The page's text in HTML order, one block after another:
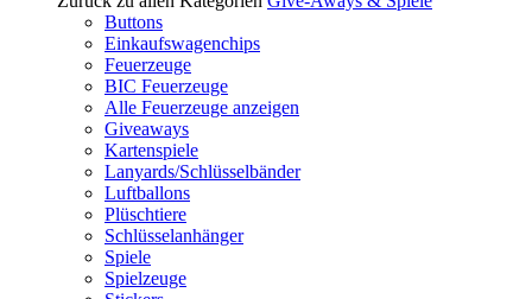
Buttons
Einkaufswagenchips
Feuerzeuge
BIC Feuerzeuge
Alle Feuerzeuge anzeigen
Giveaways
Kartenspiele
Lanyards/Schlüsselbänder
Luftballons
Plüschtiere
Schlüsselanhänger
Spiele
Spielzeuge